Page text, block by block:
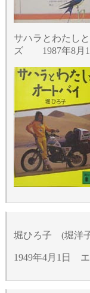
サハラとわた
ズ 1987年8月
堀ひろ子 (堀洋
1949年4月1日 エ